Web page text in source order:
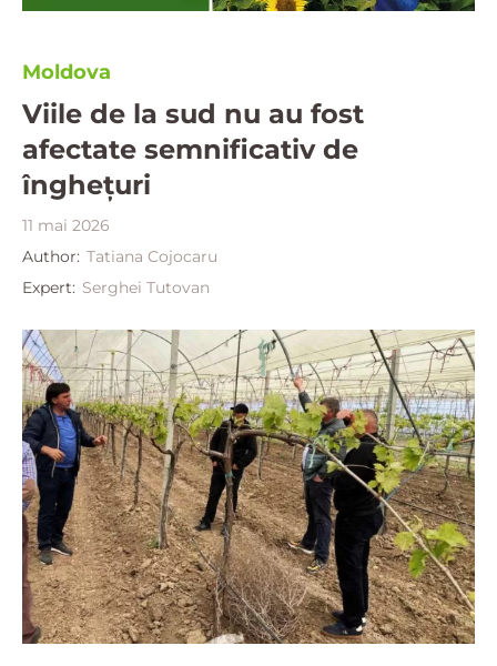
Moldova
Viile de la sud nu au fost
afectate semnificativ de
înghețuri
11 mai 2026
Author: Tatiana Cojocaru
Expert: Serghei Tutovan